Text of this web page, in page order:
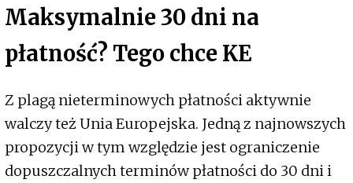
Maksymalnie 30 dni na
płatność? Tego chce KE
Z plagą nieterminowych płatności aktywnie
walczy też Unia Europejska. Jedną z najnowszych
propozycji w tym względzie jest ograniczenie
dopuszczalnych terminów płatności do 30 dni i